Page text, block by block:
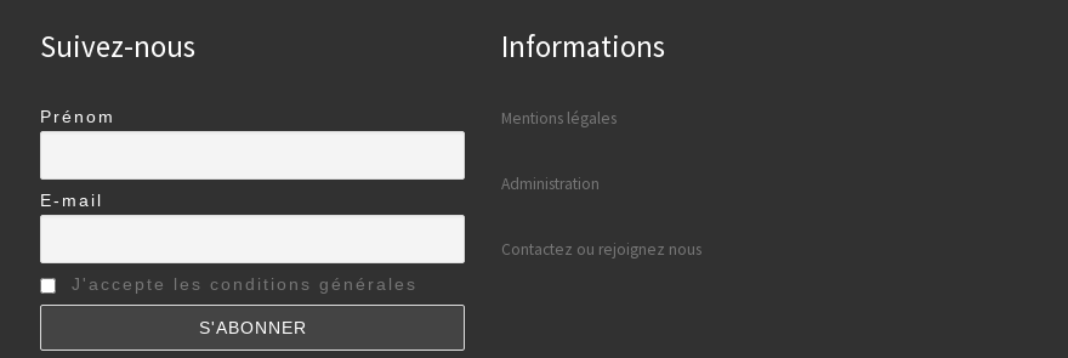
Suivez-nous
Prénom
E-mail
J'accepte les conditions générales
Informations
Mentions légales
Administration
Contactez ou rejoignez nous